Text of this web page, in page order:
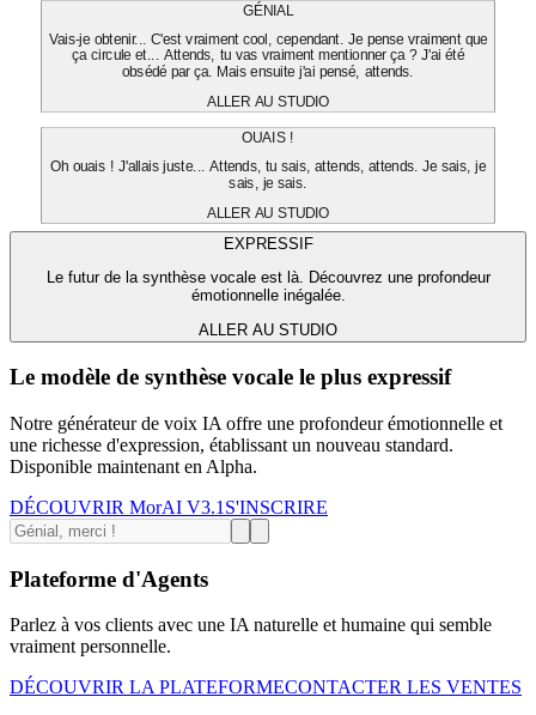
GÉNIAL
Vais-je obtenir... C'est vraiment cool, cependant. Je pense vraiment que
ça circule et... Attends, tu vas vraiment mentionner ça ? J'ai été
obsédé par ça. Mais ensuite j'ai pensé, attends.
ALLER AU STUDIO
OUAIS !
Oh ouais ! J'allais juste... Attends, tu sais, attends, attends. Je sais, je
sais, je sais.
ALLER AU STUDIO
EXPRESSIF
Le futur de la synthèse vocale est là. Découvrez une profondeur
émotionnelle inégalée.
ALLER AU STUDIO
Le modèle de synthèse vocale le plus expressif
Notre générateur de voix IA offre une profondeur émotionnelle et
une richesse d'expression, établissant un nouveau standard.
Disponible maintenant en Alpha.
DÉCOUVRIR MorAI V3.1 S'INSCRIRE
Plateforme d'Agents
Parlez à vos clients avec une IA naturelle et humaine qui semble
vraiment personnelle.
DÉCOUVRIR LA PLATEFORMECONTACTER LES VENTES